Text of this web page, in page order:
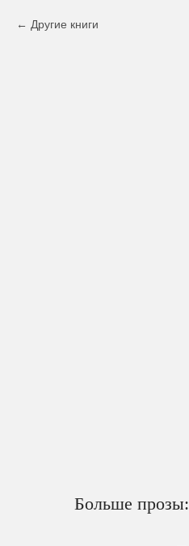
Другие книги
Больше прозы: